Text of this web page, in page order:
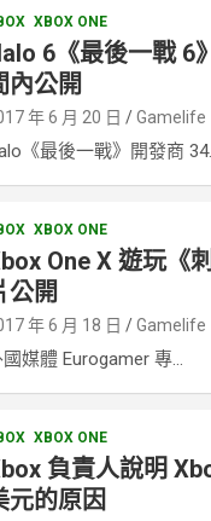
XBOX ONE
6《最後一戰 6
內公開
年 6 月 20 日 Gamelife
《最後一戰》開發商
XBOX ONE
One X 遊玩《
公開
年 6 月 18 日 Gamelife
媒體 Eurogamer 專...
XBOX ONE
負責人說明
元的原因